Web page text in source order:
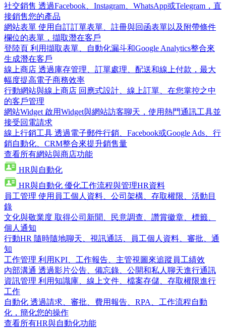
社交銷售 透過Facebook、Instagram、WhatsApp或Telegram，直
接銷售您的產品
網站表單 使用自訂訂單表單、註冊與回函表單以及附帶條件
欄位的表單，擷取潛在客戶
登陸頁 利用擷取表單、自動化漏斗和Google Analytics整合來
生成潛在客戶
線上商店 透過庫存管理、訂單處理、配送和線上付款，最大
幅度提高電子商務效率
行動網站與線上商店 回應式設計、線上訂單、在您掌控之中
的客戶管理
網站Widget 啟用Widget與網站訪客聊天，使用熱門通訊工具並
接受回電請求
線上行銷工具 透過電子郵件行銷、Facebook或Google Ads、行
銷自動化、CRM整合來提升銷售量
查看所有網站與商店功能
HR與自動化
HR與自動化 優化工作流程與管理HR資料
員工管理 使用員工個人資料、公司架構、存取權限、活動目
錄
文化與敬業度 取得公司新聞、民意調查、讚賞徽章、標籤、
個人通知
行動HR 隨時隨地聊天、視訊通話、員工個人資料、審批、通
知
工作管理 利用KPI、工作報告、主管視圖來追蹤員工績效
內部溝通 透過影片公告、備忘錄、公開和私人聊天進行通訊
資訊管理 利用知識庫、線上文件、檔案存儲、存取權限進行
工作
自動化 透過請求、審批、費用報告、RPA、工作流程自動
化，簡化您的操作
查看所有HR與自動化功能